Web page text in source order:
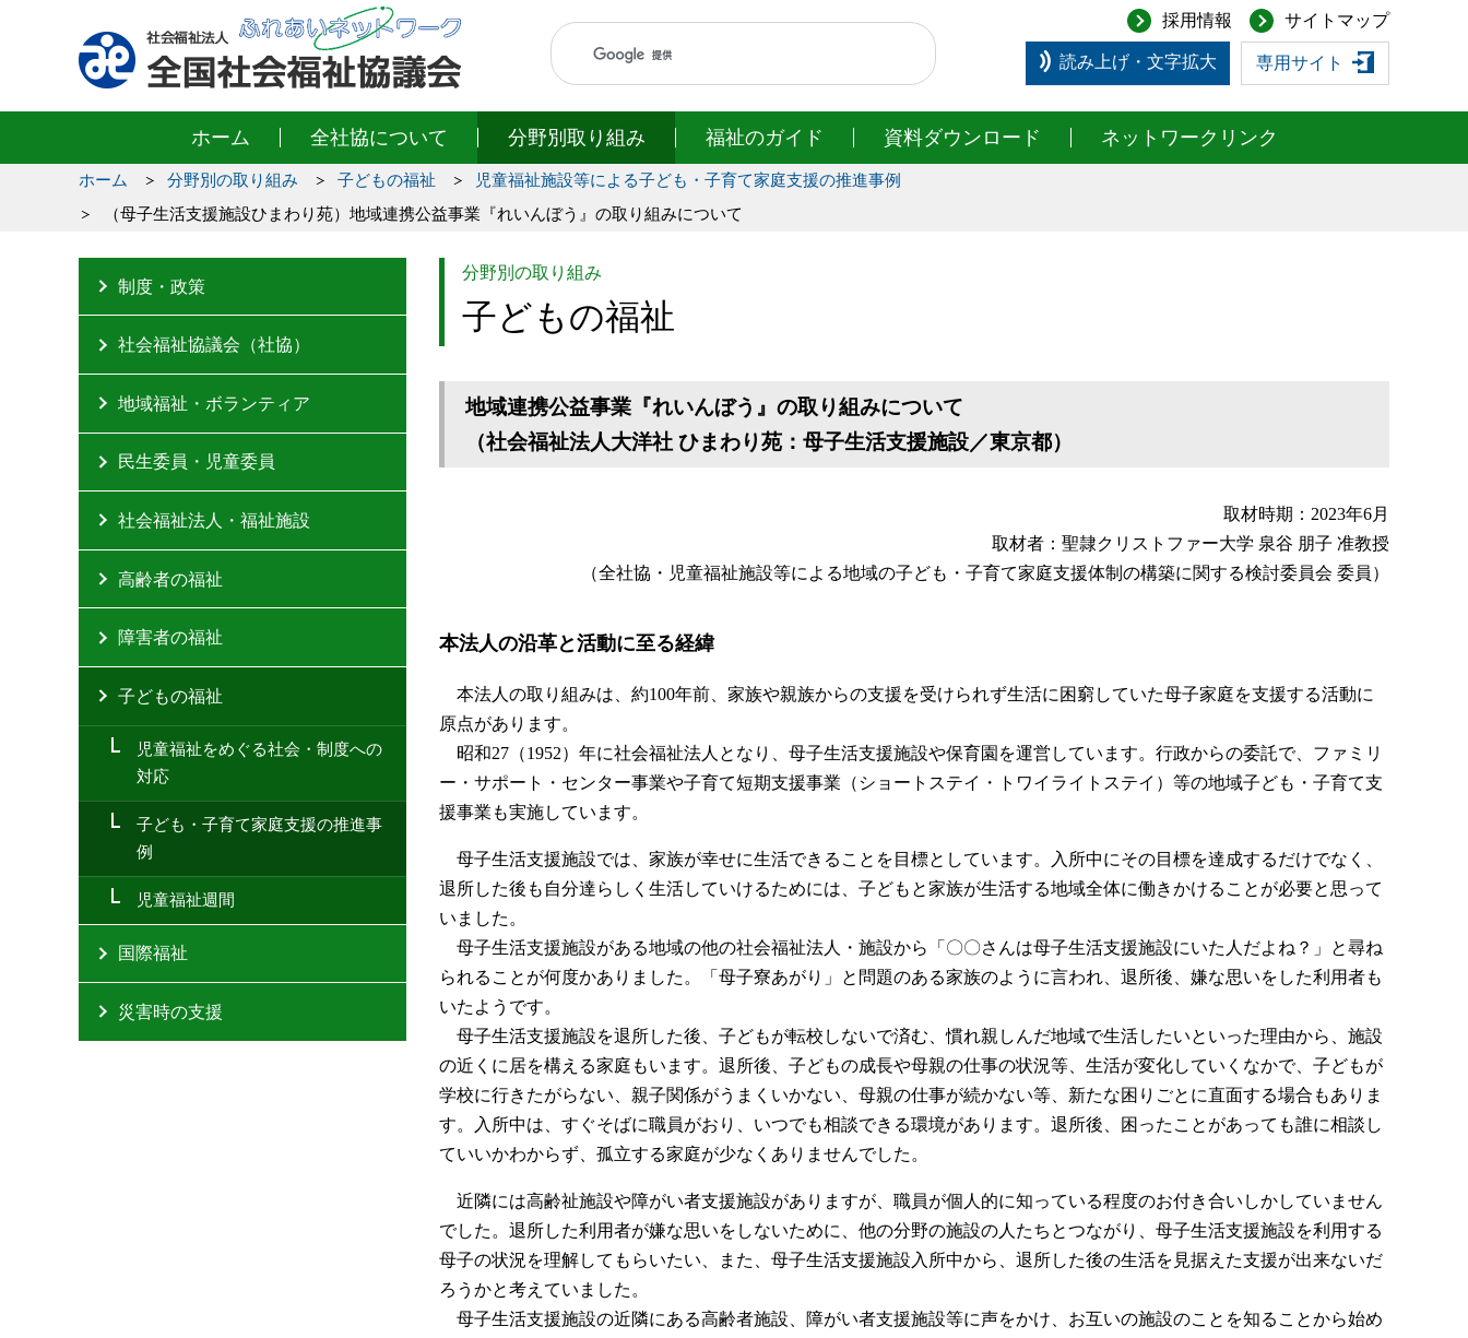
採用情報 サイトマップ
読み上げ・文字拡大 専用サイト
ホーム 全社協について 分野別取り組み 福祉のガイド 資料ダウンロード ネットワークリンク
ホーム 分野別の取り組み 子どもの福祉
児童福祉施設等による子ども・子育て家庭支援の推進事例
（母子生活支援施設ひまわり苑）地域連携公益事業『れいんぼう』の取り組みについて
分野別の取り組み
子どもの福祉
地域連携公益事業『れいんぼう』の取り組みについて
（社会福祉法人大洋社 ひまわり苑：母子生活支援施設／東京都）
取材時期：2023年6月
取材者：聖隷クリストファー大学 泉谷 朋子 准教授
（全社協・児童福祉施設等による地域の子ども・子育て家庭支援体制の構築に関する検討委員会 委員）
本法人の沿革と活動に至る経緯
本法人の取り組みは、約100年前、家族や親族からの支援を受けられず生活に困窮していた母子家庭を支援する活動に
原点があります。
昭和27（1952）年に社会福祉法人となり、母子生活支援施設や保育園を運営しています。行政からの委託で、ファミリ
ー・サポート・センター事業や子育て短期支援事業（ショートステイ・トワイライトステイ）等の地域子ども・子育て支
援事業も実施しています。
母子生活支援施設では、家族が幸せに生活できることを目標としています。入所中にその目標を達成するだけでなく、
退所した後も自分達らしく生活していけるためには、子どもと家族が生活する地域全体に働きかけることが必要と思って
いました。
母子生活支援施設がある地域の他の社会福祉法人・施設から「〇〇さんは母子生活支援施設にいた人だよね？」と尋ね
られることが何度かありました。「母子寮あがり」と問題のある家族のように言われ、退所後、嫌な思いをした利用者も
いたようです。
母子生活支援施設を退所した後、子どもが転校しないで済む、慣れ親しんだ地域で生活したいといった理由から、施設
の近くに居を構える家庭もいます。退所後、子どもの成長や母親の仕事の状況等、生活が変化していくなかで、子どもが
学校に行きたがらない、親子関係がうまくいかない、母親の仕事が続かない等、新たな困りごとに直面する場合もありま
す。入所中は、すぐそばに職員がおり、いつでも相談できる環境があります。退所後、困ったことがあっても誰に相談し
ていいかわからず、孤立する家庭が少なくありませんでした。
近隣には高齢祉施設や障がい者支援施設がありますが、職員が個人的に知っている程度のお付き合いしかしていません
でした。退所した利用者が嫌な思いをしないために、他の分野の施設の人たちとつながり、母子生活支援施設を利用する
母子の状況を理解してもらいたい、また、母子生活支援施設入所中から、退所した後の生活を見据えた支援が出来ないだ
ろうかと考えていました。
母子生活支援施設の近隣にある高齢者施設、障がい者支援施設等に声をかけ、お互いの施設のことを知ることから始め
制度・政策
社会福祉協議会（社協）
地域福祉・ボランティア
民生委員・児童委員
社会福祉法人・福祉施設
高齢者の福祉
障害者の福祉
子どもの福祉
児童福祉をめぐる社会・制度への
対応
子ども・子育て家庭支援の推進事
例
児童福祉週間
国際福祉
災害時の支援